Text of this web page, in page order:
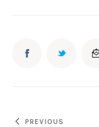
PREVIOUS